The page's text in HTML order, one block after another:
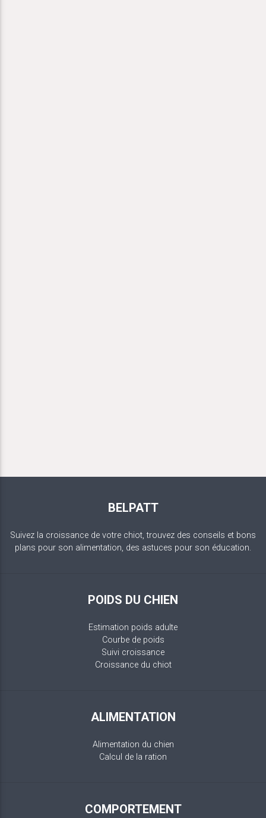
BELPATT
Suivez la croissance de votre chiot, trouvez des conseils et bons
plans pour son alimentation, des astuces pour son éducation.
POIDS DU CHIEN
Estimation poids adulte
Courbe de poids
Suivi croissance
Croissance du chiot
ALIMENTATION
Alimentation du chien
Calcul de la ration
COMPORTEMENT